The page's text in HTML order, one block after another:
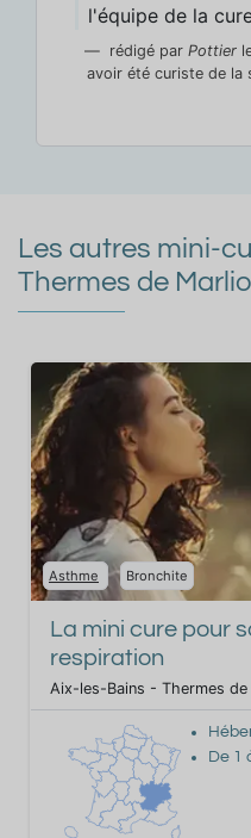
l'équipe de la
rédigé par Pottier
avoir été curiste de la
Les autres mini-
Thermes de
Asthme Bronchite
La mini cure pour
respiration
Aix-les-Bains - Thermes de
De 1